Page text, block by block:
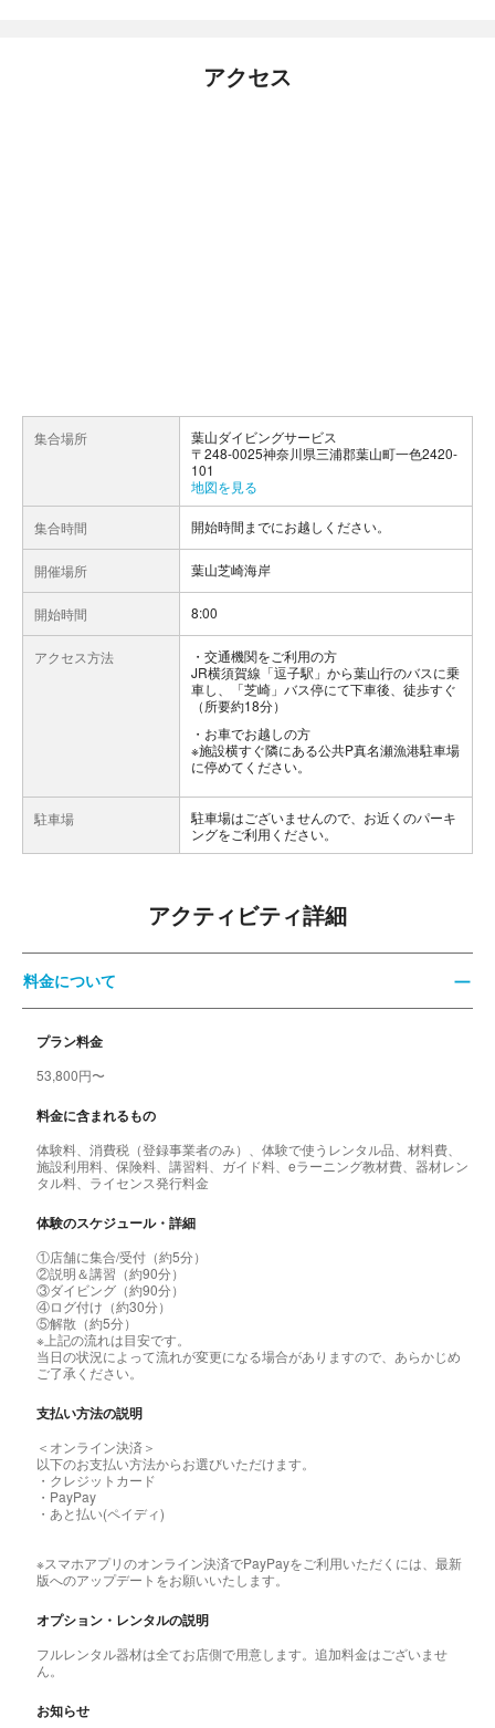
アクセス
集合場所
葉山ダイビングサービス
〒248-0025神奈川県三浦郡葉山町一色2420-
101
地図を見る
集合時間 開始時間までにお越しください。
開催場所 葉山芝崎海岸
開始時間 8:00
アクセス方法
交通機関をご利用の方
JR横須賀線「逗子駅」から葉山行のバスに乗
車し、「芝崎」バス停にて下車後、徒歩すぐ
（所要約18分）
お車でお越しの方
※施設横すぐ隣にある公共P真名瀬漁港駐車場
に停めてください。
駐車場
駐車場はございませんので、お近くのパーキ
ングをご利用ください。
アクティビティ詳細
料金について
プラン料金
53,800円〜
料金に含まれるもの
体験料、消費税（登録事業者のみ）、体験で使うレンタル品、材料費、
施設利用料、保険料、講習料、ガイド料、eラーニング教材費、器材レン
タル料、ライセンス発行料金
体験のスケジュール・詳細
①店舗に集合/受付（約5分）
②説明＆講習（約90分）
③ダイビング（約90分）
④ログ付け（約30分）
⑤解散（約5分）
※上記の流れは目安です。
当日の状況によって流れが変更になる場合がありますので、あらかじめ
ご了承ください。
支払い方法の説明
＜オンライン決済＞
以下のお支払い方法からお選びいただけます。
・クレジットカード
・PayPay
・あと払い(ペイディ)
※スマホアプリのオンライン決済でPayPayをご利用いただくには、最新
版へのアップデートをお願いいたします。
オプション・レンタルの説明
フルレンタル器材は全てお店側で用意します。追加料金はございませ
ん。
お知らせ